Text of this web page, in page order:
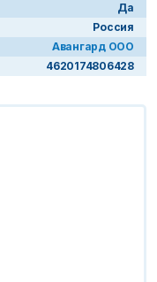
Да
Россия
Авангард ООО
4620174806428